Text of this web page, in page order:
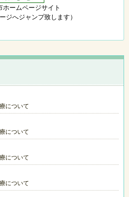
ホームページサイト
ジへジャンプ致します）
について
について
について
について